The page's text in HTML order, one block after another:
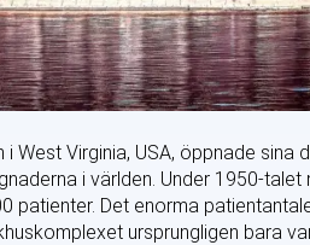
i West Virginia, USA, öppnade
i världen. Under 1950-talet
patienter. Det enorma
ursprungligen bara